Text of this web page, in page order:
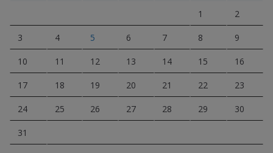
1 2
3 4 5 6 7 8 9
10 11 12 13 14 15 16
17 18 19 20 21 22 23
24 25 26 27 28 29 30
31